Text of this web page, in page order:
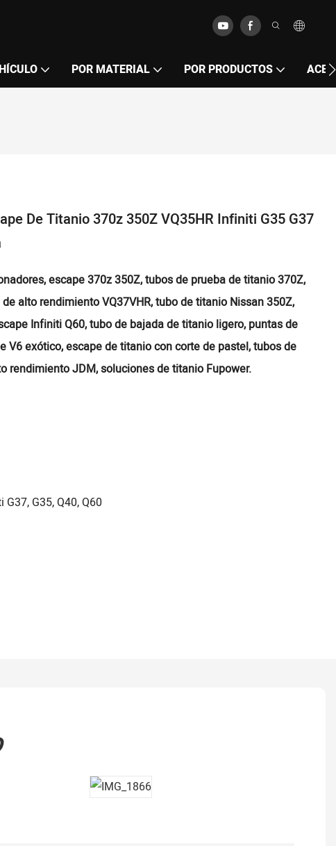
POR MATERIAL POR PRODUCTOS
De Titanio 370z 350Z VQ35HR Infiniti G35 G37
escape 370z 350Z, tubos de prueba de titanio 370Z,
alto rendimiento VQ37VHR, tubo de titanio Nissan 350Z,
Infiniti Q60, tubo de bajada de titanio ligero, puntas de
V6 exótico, escape de titanio con corte de pastel, tubos de
rendimiento JDM, soluciones de titanio Fupower.
G35, Q40, Q60